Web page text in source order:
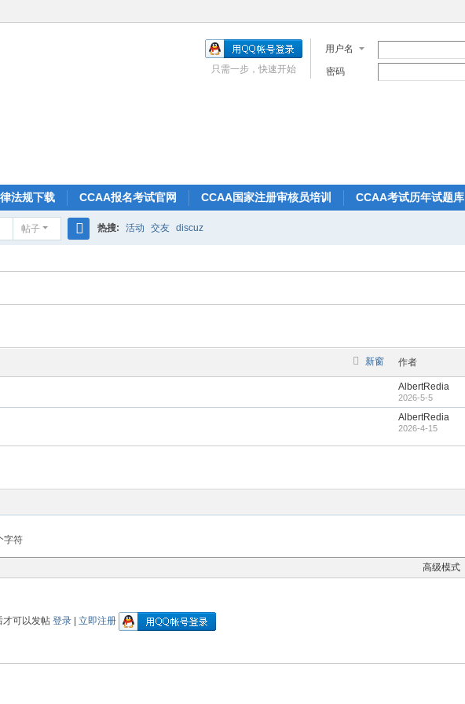
用户名
密码
只需一步，快速开始
法规下载 CCAA报名考试官网 CCAA国家注册审核员培训 CCAA考试历年试题库
帖子
索
热搜: 活动 交友 discuz
新窗 作者
AlbertRedia
2026-5-5
AlbertRedia
2026-4-15
字符
高级模式
才可以发帖 登录| 立即注册